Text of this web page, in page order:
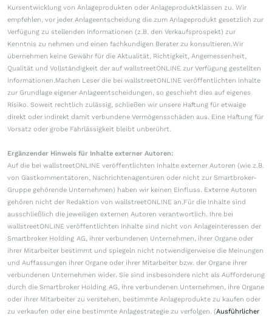
Kursentwicklung von Anlageprodukten oder Anlageproduktklassen zu. Wir
empfehlen, vor jeder Anlageentscheidung die zum Anlageprodukt gesetzlich zur
Verfügung zu stellenden Informationen (z.B. den Verkaufsprospekt) zur
Kenntnis zu nehmen und einen fachkundigen Berater zu konsultieren.Wir
übernehmen keine Gewähr für die Aktualität, Richtigkeit, Angemessenheit,
Qualität und Vollständigkeit der auf wallstreetONLINE zur Verfügung gestellten
Informationen.Machen Leser die bei wallstreetONLINE veröffentlichten Inhalte
zur Grundlage eigener Anlageentscheidungen, so geschieht dies auf eigenes
Risiko. Soweit rechtlich zulässig, schließen wir unsere Haftung für etwaige
direkt oder indirekt damit verbundene Vermögensschäden aus. Eine Haftung für
Vorsatz oder grobe Fahrlässigkeit bleibt unberührt.
Ergänzender Hinweis für Inhalte externer Autoren:
Auf die bei wallstreetONLINE veröffentlichten Inhalte externer Autoren (wie z.B.
von Gastkommentatoren, Nachrichtenagenturen oder nicht zur Smartbroker-
Gruppe gehörende Unternehmen) haben wir keinen Einfluss. Externe Autoren
gehören nicht der Redaktion von wallstreetONLINE an.Für die Inhalte sind
ausschließlich die jeweiligen externen Autoren verantwortlich. Ihre bei
wallstreetONLINE veröffentlichten Inhalte sind nicht von Anlageinteressen der
Smartbroker Holding AG, ihrer verbundenen Unternehmen, ihrer Organe oder
ihrer Mitarbeiter bestimmt und spiegeln nicht notwendigerweise die Meinungen
und Auffassungen ihrer Organe oder ihrer Mitarbeiter bzw. der Organe ihrer
verbundenen Unternehmen wider. Sie sind insbesondere nicht als Aufforderung
durch die Smartbroker Holding AG, ihre verbundenen Unternehmen, ihre Organe
oder ihrer Mitarbeiter zu verstehen, bestimmte Anlageprodukte zu kaufen oder
zu verkaufen oder eine bestimmte Anlagestrategie zu verfolgen. (Ausführlicher